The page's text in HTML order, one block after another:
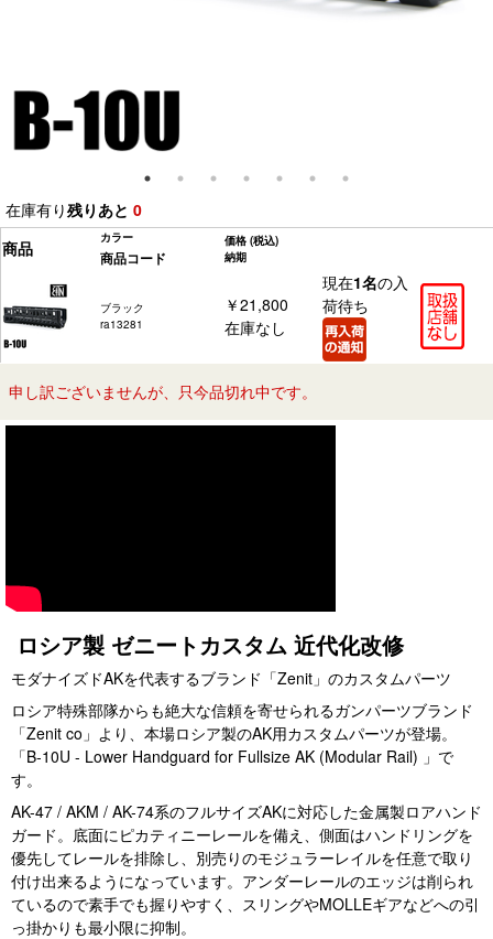
在庫有り残りあと 0
商品
カラー
商品コード
価格 (税込)
納期
ブラック
ra13281
￥21,800
在庫なし
現在1名の入
荷待ち
申し訳ございませんが、只今品切れ中です。
ロシア製 ゼニートカスタム 近代化改修
モダナイズドAKを代表するブランド「Zenit」のカスタムパーツ
ロシア特殊部隊からも絶大な信頼を寄せられるガンパーツブランド
「Zenit co」より、本場ロシア製のAK用カスタムパーツが登場。
「B-10U - Lower Handguard for Fullsize AK (Modular Rail) 」で
す。
AK-47 / AKM / AK-74系のフルサイズAKに対応した金属製ロアハンド
ガード。底面にピカティニーレールを備え、側面はハンドリングを
優先してレールを排除し、別売りのモジュラーレイルを任意で取り
付け出来るようになっています。アンダーレールのエッジは削られ
ているので素手でも握りやすく、スリングやMOLLEギアなどへの引
っ掛かりも最小限に抑制。